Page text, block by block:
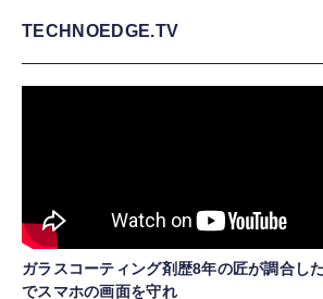
TECHNOEDGE.TV
ガラスコーティング剤歴8年の匠が調合し
でスマホの画面を守れ